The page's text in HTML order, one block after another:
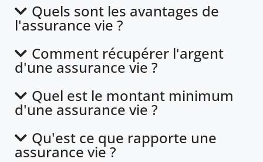
Quels sont les avantages de
l'assurance vie ?
Comment récupérer l'argent
d'une assurance vie ?
Quel est le montant minimum
d'une assurance vie ?
Qu'est ce que rapporte une
assurance vie ?